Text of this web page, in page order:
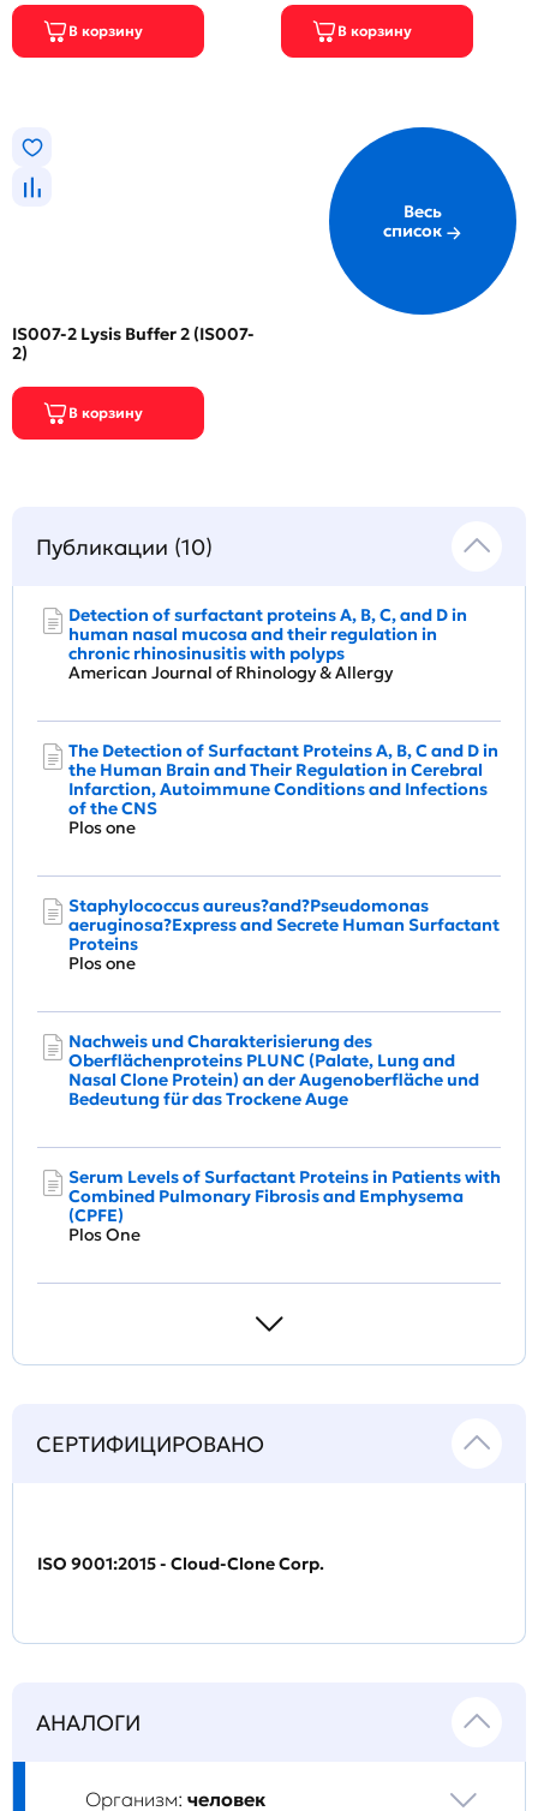
IS007-2 Lysis Buffer 2 (IS007-
2)
Весь
список
Публикации (10)
Detection of surfactant proteins A, B, C, and D in
human nasal mucosa and their regulation in
chronic rhinosinusitis with polyps
American Journal of Rhinology & Allergy
The Detection of Surfactant Proteins A, B, C and D in
the Human Brain and Their Regulation in Cerebral
Infarction, Autoimmune Conditions and Infections
of the CNS
Plos one
Staphylococcus aureus?and?Pseudomonas
aeruginosa?Express and Secrete Human Surfactant
Proteins
Plos one
Nachweis und Charakterisierung des
Oberflächenproteins PLUNC (Palate, Lung and
Nasal Clone Protein) an der Augenoberfläche und
Bedeutung für das Trockene Auge
Serum Levels of Surfactant Proteins in Patients with
Combined Pulmonary Fibrosis and Emphysema
(CPFE)
Plos One
СЕРТИФИЦИРОВАНО
ISO 9001:2015 - Cloud-Clone Corp.
АНАЛОГИ
Организм: человек